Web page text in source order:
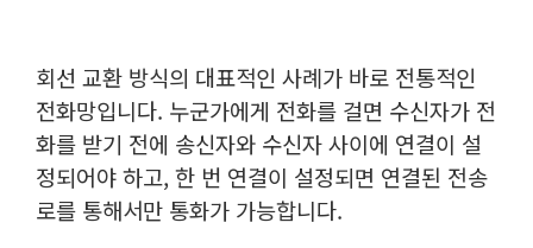
회선 교환 방식의 대표적인 사례가 바로 전통적인
전화망입니다. 누군가에게 전화를 걸면 수신자가 전
화를 받기 전에 송신자와 수신자 사이에 연결이 설
정되어야 하고, 한 번 연결이 설정되면 연결된 전송
로를 통해서만 통화가 가능합니다.